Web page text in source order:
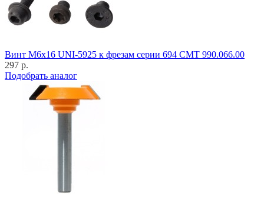
Винт M6x16 UNI-5925 к фрезам серии 694 CMT 990.066.00
297 р.
Подобрать аналог